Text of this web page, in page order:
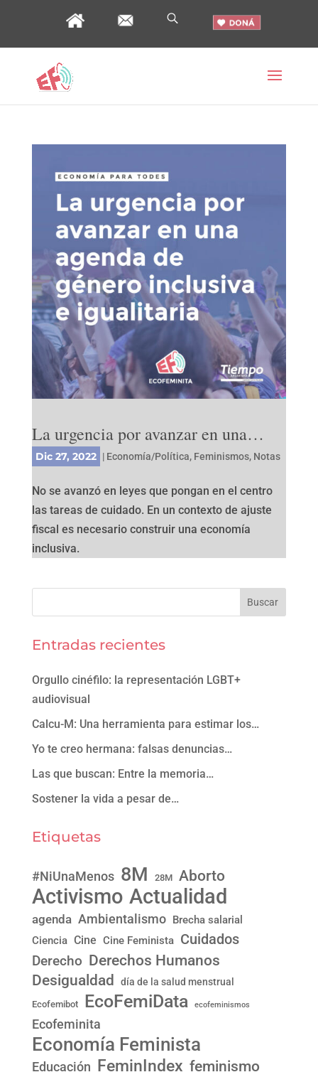
La urgencia por avanzar en una…
Dic 27, 2022 | Economía/Política, Feminismos, Notas
No se avanzó en leyes que pongan en el centro
las tareas de cuidado. En un contexto de ajuste
fiscal es necesario construir una economía
inclusiva.
Entradas recientes
Orgullo cinéfilo: la representación LGBT+
audiovisual
Calcu-M: Una herramienta para estimar los…
Yo te creo hermana: falsas denuncias…
Las que buscan: Entre la memoria…
Sostener la vida a pesar de…
Etiquetas
#NiUnaMenos 8M 28M Aborto
Activismo Actualidad
agenda Ambientalismo
Brecha salarial
Ciencia Cine Cine Feminista Cuidados
Derecho Derechos Humanos
Desigualdad día de la salud menstrual
Ecofemibot EcoFemiData ecofeminismos
Ecofeminita
Economía Feminista
Educación FeminIndex feminismo